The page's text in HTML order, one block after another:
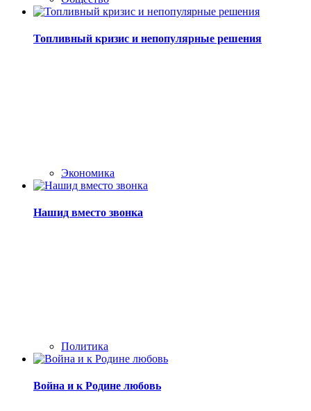
Топливный кризис и непопулярные решения
Экономика
Нашид вместо звонка
Политика
Война и к Родине любовь